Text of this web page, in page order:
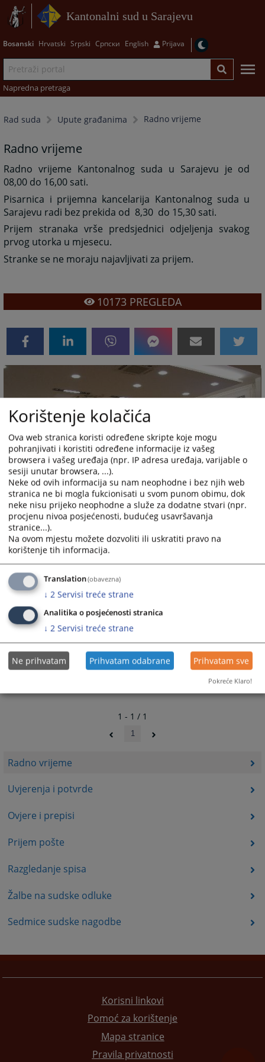
Kantonalni sud u Sarajevu
Bosanski Hrvatski Srpski Српски English Prijava
Napredna pretraga
Rad suda Upute građanima Radno vrijeme
Radno vrijeme
Uvjerenja i potvrde
Ovjere i prepisi
Prijem pošte
Razgledanje spisa
Žalbe na sudske odluke
Sedmice sudske nagodbe
Radno vrijeme
Radno vrijeme Kantonalnog suda u Sarajevu je od
08,00 do 16,00 sati.
Pisarnica i prijemna kancelarija Kantonalnog suda u
Sarajevu radi bez prekida od 8,30 do 15,30 sati.
Prijem stranaka vrše predsjednici odjeljenja svakog
prvog utorka u mjesecu.
Stranke se ne moraju najavljivati za prijem.
10173PREGLEDA
1 - 1 / 1
1
Korisni linkovi
Pomoć za korištenje
Mapa stranice
Pravila privatnosti
Korištenje kolačića
Ova web stranica koristi određene skripte koje mogu
pohranjivati i koristiti određene informacije iz vašeg
browsera i vašeg uređaja (npr. IP adresa uređaja, varijable o
sesiji unutar browsera, ...).
Neke od ovih informacija su nam neophodne i bez njih web
stranica ne bi mogla fukcionisati u svom punom obimu, dok
neke nisu prijeko neophodne a služe za dodatne stvari (npr.
procjenu nivoa posjećenosti, budućeg usavršavanja
stranice...).
Na ovom mjestu možete dozvoliti ili uskratiti pravo na
korištenje tih informacija.
Translation(obavezna)
↓ 2 Servisi treće strane
Analitika o posjećenosti stranica
↓ 2 Servisi treće strane
Ne prihvatam Prihvatam odabrane Prihvatam sve
Pokreće Klaro!